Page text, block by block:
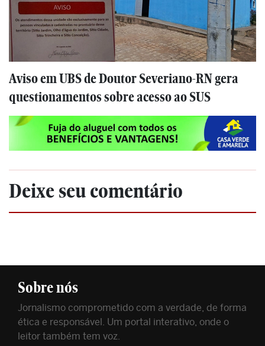
Aviso em UBS de Doutor Severiano-RN gera
questionamentos sobre acesso ao SUS
Deixe seu comentário
Sobre nós
Jornalismo comprometido com a verdade, de forma
ética e responsável. Um portal interativo, onde o
leitor também tem voz.